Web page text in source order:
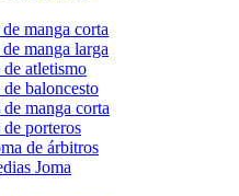
manga corta
manga larga
atletismo
baloncesto
manga corta
porteros
de árbitros
Joma